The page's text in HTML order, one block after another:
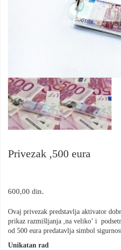
Privezak ,500 eura
600,00 din.
Ovaj privezak predstavlja aktivator
prikaz razmišljanja ,na veliko’ i
od 500 eura predatavlja simbol
Unikatan rad